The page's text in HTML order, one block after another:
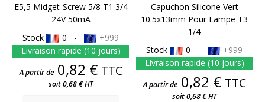
E5,5 Midget-Screw 5/8 T1 3/4
24V 50mA
Stock
0 -
+999
Livraison rapide (10 jours)
Prix
A partir de 0,82 € TTC
soit 0,68 € HT
Capuchon Silicone Vert
10.5x13mm Pour Lampe T3
1/4
Stock
0 -
+999
Livraison rapide (10 jours)
Prix
A partir de 0,82 € TTC
soit 0,68 € HT